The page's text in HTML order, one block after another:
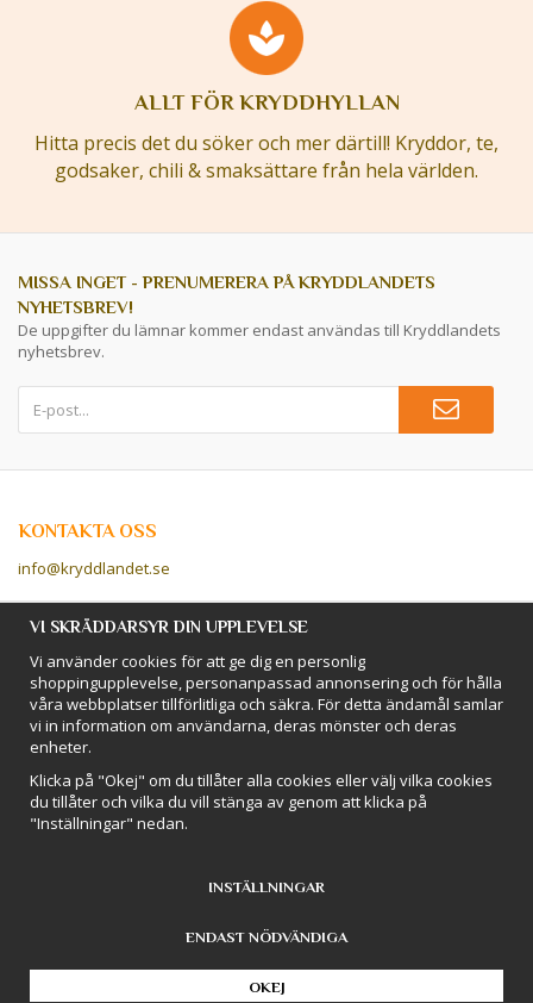
ALLT FÖR KRYDDHYLLAN
Hitta precis det du söker och mer därtill! Kryddor, te,
godsaker, chili & smaksättare från hela världen.
MISSA INGET - PRENUMERERA PÅ KRYDDLANDETS
NYHETSBREV!
De uppgifter du lämnar kommer endast användas till Kryddlandets
nyhetsbrev.
KONTAKTA OSS
info@kryddlandet.se
Följ oss på Facebook!
Följ oss på Instagram!
BETALSÄTT
Hos Kryddlandet handlar du tryggt & säkert - och betalar enkelt med
kort, Klarna eller swish!
VI SKRÄDDARSYR DIN UPPLEVELSE
Vi använder cookies för att ge dig en personlig
shoppingupplevelse, personanpassad annonsering och för hålla
våra webbplatser tillförlitliga och säkra. För detta ändamål samlar
vi in information om användarna, deras mönster och deras
enheter.
Klicka på "Okej" om du tillåter alla cookies eller välj vilka cookies
du tillåter och vilka du vill stänga av genom att klicka på
"Inställningar" nedan.
INSTÄLLNINGAR
ENDAST NÖDVÄNDIGA
OKEJ